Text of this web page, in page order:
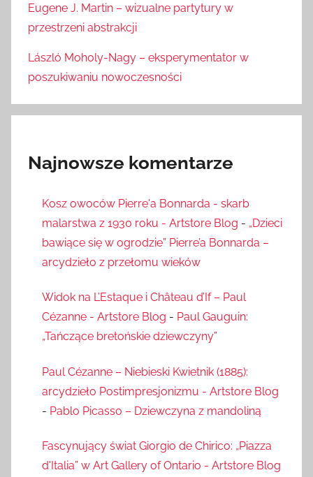
Eugene J. Martin – wizualne partytury w
przestrzeni abstrakcji
László Moholy-Nagy – eksperymentator w
poszukiwaniu nowoczesności
Najnowsze komentarze
Kosz owoców Pierre'a Bonnarda - skarb
malarstwa z 1930 roku - Artstore Blog - „Dzieci
bawiące się w ogrodzie” Pierre’a Bonnarda –
arcydzieło z przełomu wieków
Widok na L’Estaque i Château d’If – Paul
Cézanne - Artstore Blog - Paul Gauguin:
„Tańczące bretońskie dziewczyny”
Paul Cézanne – Niebieski Kwietnik (1885):
arcydzieło Postimpresjonizmu - Artstore Blog
- Pablo Picasso – Dziewczyna z mandoliną
Fascynujący świat Giorgio de Chirico: „Piazza
d'Italia” w Art Gallery of Ontario - Artstore Blog